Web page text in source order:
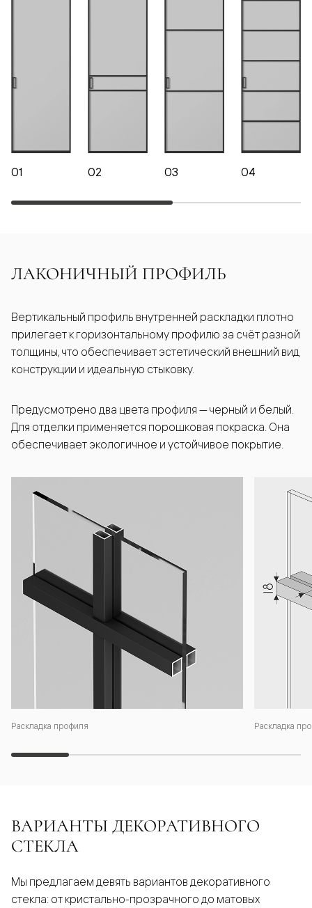
01 02 03 04
ЛАКОНИЧНЫЙ ПРОФИЛЬ
Раскладка профиля Раскладка
Вертикальный профиль внутренней раскладки плотно
прилегает к горизонтальному профилю за счёт разной
толщины, что обеспечивает эстетический внешний вид
конструкции и идеальную стыковку.
Предусмотрено два цвета профиля — черный и белый.
Для отделки применяется порошковая покраска. Она
обеспечивает экологичное и устойчивое покрытие.
ВАРИАНТЫ ДЕКОРАТИВНОГО
СТЕКЛА
Мы предлагаем девять вариантов декоративного
стекла: от кристально-прозрачного до матовых